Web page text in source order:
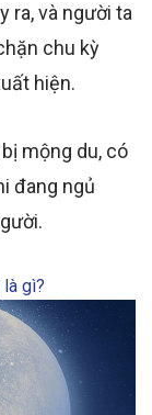
ra, và người ta
chu kỳ
hiện.
bị mộng du, có
đang ngủ
gì?